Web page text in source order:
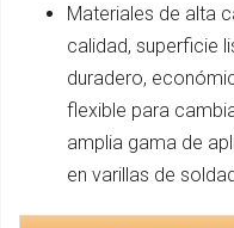
Materiales de alta
calidad, superficie
duradero,
flexible para
amplia gama de
en varillas de